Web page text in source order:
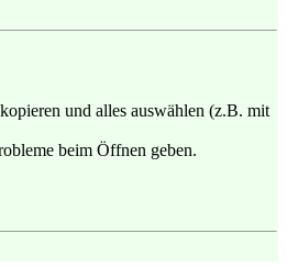
und alles auswählen (z.B. mit
beim Öffnen geben.